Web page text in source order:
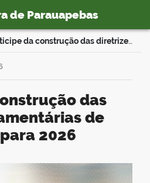
de Parauapebas
Participe da construção das diretrizes orçamentárias de Parauapebas para 2026
de
2026